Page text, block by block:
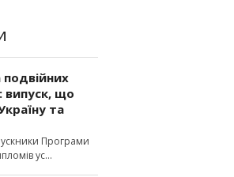
випуск, що
та
Програми
ус